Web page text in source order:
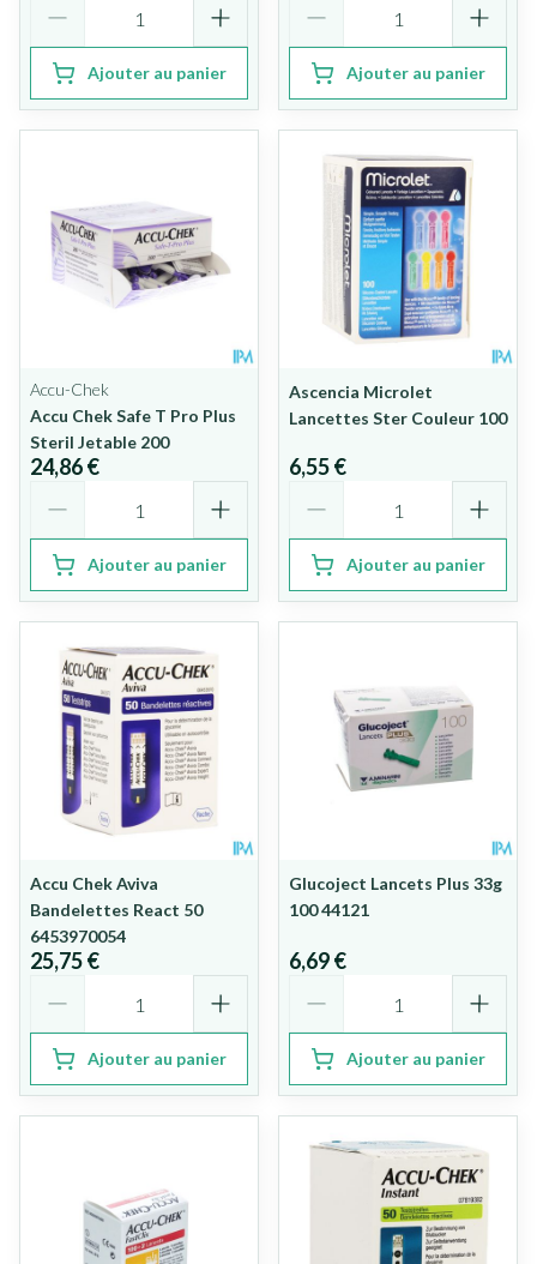
Ajouter au panier Ajouter au panier
Accu-Chek
Accu Chek Safe T Pro Plus
Steril Jetable 200
24,86 €
Ajouter au panier
Ascencia Microlet
Lancettes Ster Couleur 100
6,55 €
Ajouter au panier
Accu Chek Aviva
Bandelettes React 50
6453970054
25,75 €
Ajouter au panier
Glucoject Lancets Plus 33g
100 44121
6,69 €
Ajouter au panier